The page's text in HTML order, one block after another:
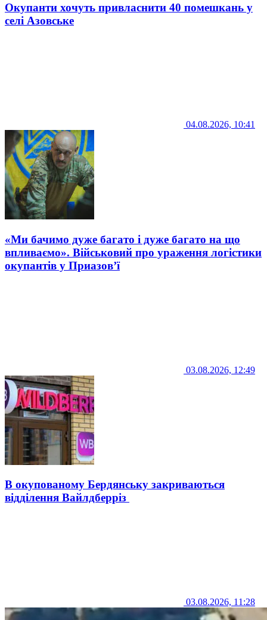
Окупанти хочуть привласнити 40 помешкань у
селі Азовське
04.08.2026, 10:41
«Ми бачимо дуже багато і дуже багато на що
впливаємо». Військовий про ураження логістики
окупантів у Приазов’ї
03.08.2026, 12:49
В окупованому Бердянську закриваються
відділення Вайлдберріз
03.08.2026, 11:28